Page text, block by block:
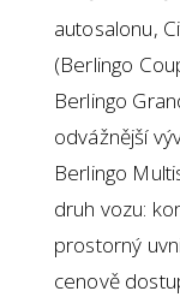
autosalonu,
(Berlingo
Berlingo
odvážnější
Berlingo
druh vozu:
prostorný
cenově